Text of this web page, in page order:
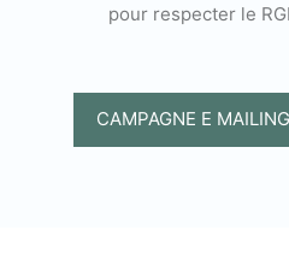
pour respecter le
CAMPAGNE E MAILING